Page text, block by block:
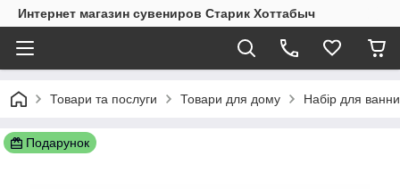
Интернет магазин сувениров Старик Хоттабыч
Товари та послуги Товари для дому Набір для
Подарунок